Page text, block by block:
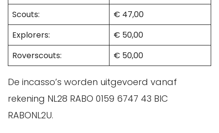
Scouts:
€ 47,00
Explorers:
€ 50,00
Roverscouts:
€ 50,00
De incasso’s worden uitgevoerd vanaf
rekening NL28 RABO 0159 6747 43 BIC
RABONL2U.